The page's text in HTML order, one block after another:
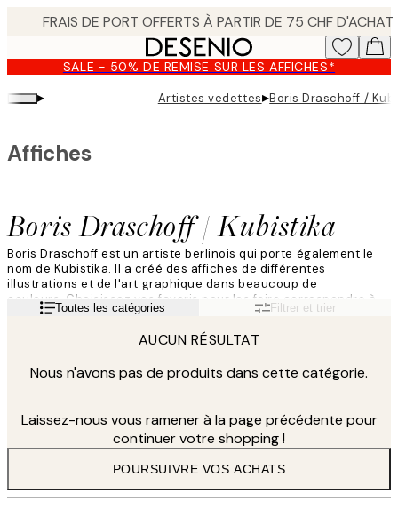
content.SALE - 50% DE REMISE SUR LES AFFICHES*
▸ Artistes vedettes▸Boris Draschoff /
Boris Draschoff / Kubistika
Affiches
Boris Draschoff est un artiste berlinois qui porte également le
nom de Kubistika. Il a créé des affiches de différentes
illustrations et de l'art graphique dans beaucoup de
couleurs. Choisissez vos favoris pour les faire correspondre à
votre décoration intérieure.
Lire la suiteToutes les catégories Filtrer et trier
AUCUN RÉSULTAT
Nous n'avons pas de produits dans cette catégorie.
Laissez-nous vous ramener à la page précédente pour
continuer votre shopping !
POURSUIVRE VOS ACHATS